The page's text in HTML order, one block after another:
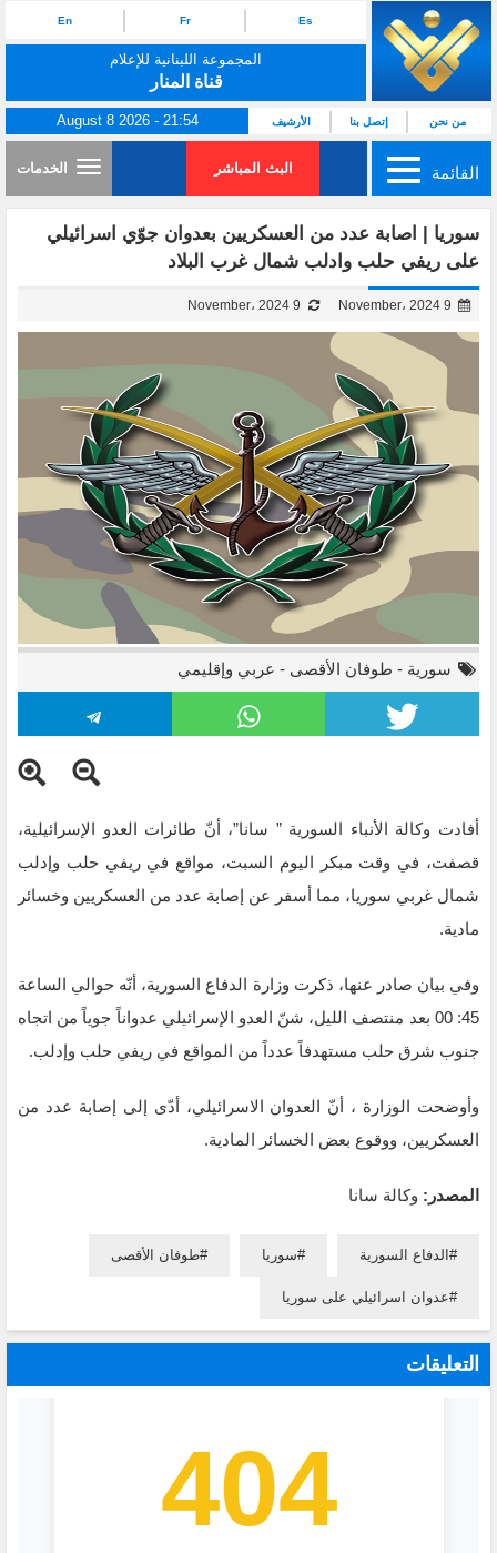
Es
Fr
En
المجموعة اللبنانية للإعلام
قناة المنار
من نحن إتصل بنا الأرشيف August 8 2026 - 21:54
القائمة البث المباشر الخدمات
سوريا | اصابة عدد من العسكريين بعدوان جوّي اسرائيلي
على ريفي حلب وادلب شمال غرب البلاد
سورية - طوفان الأقصى - عربي وإقليمي
أفادت وكالة الأنباء السورية ” سانا”، أنّ طائرات العدو الإسرائيلية،
قصفت، في وقت مبكر اليوم السبت، مواقع في ريفي حلب وإدلب
شمال غربي سوريا، مما أسفر عن إصابة عدد من العسكريين وخسائر
مادية.
وفي بيان صادر عنها، ذكرت وزارة الدفاع السورية، أنّه حوالي الساعة
45: 00 بعد منتصف الليل، شنّ العدو الإسرائيلي عدواناً جوياً من اتجاه
جنوب شرق حلب مستهدفاً عدداً من المواقع في ريفي حلب وإدلب.
وأوضحت الوزارة ، أنّ العدوان الاسرائيلي، أدّى إلى إصابة عدد من
العسكريين، ووقوع بعض الخسائر المادية.
المصدر: وكالة سانا
الدفاع السورية سوريا طوفان الأقصى
عدوان اسرائيلي على سوريا
التعليقات